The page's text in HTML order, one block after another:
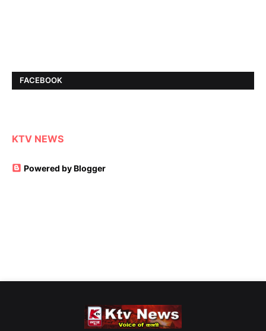
FACEBOOK
KTV NEWS
Powered by Blogger